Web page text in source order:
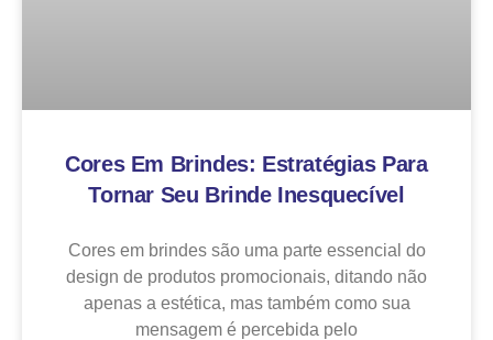
Cores Em Brindes: Estratégias Para
Tornar Seu Brinde Inesquecível
Cores em brindes são uma parte essencial do
design de produtos promocionais, ditando não
apenas a estética, mas também como sua
mensagem é percebida pelo